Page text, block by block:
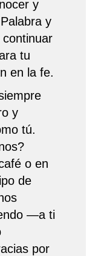
y
y
tu
en la fe.
y
tú.
o en
de
—a ti
por